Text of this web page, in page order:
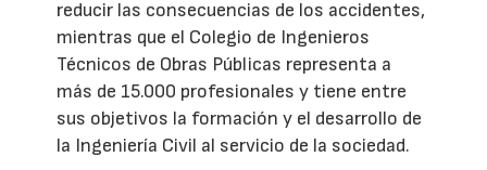
reducir las consecuencias de los accidentes,
mientras que el Colegio de Ingenieros
Técnicos de Obras Públicas representa a
más de 15.000 profesionales y tiene entre
sus objetivos la formación y el desarrollo de
la Ingeniería Civil al servicio de la sociedad.